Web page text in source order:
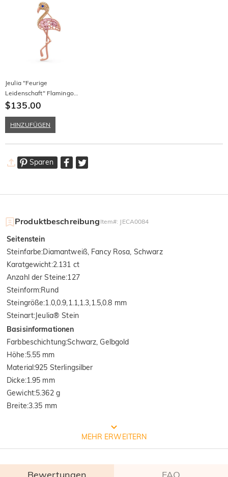
Jeulia "Feurige
Leidenschaft" Flamingo
Design Sterling Silber
$135.00
HINZUFÜGEN
Sparen
Produktbeschreibung Item#: JECA0084
Seitenstein
Steinfarbe:Diamantweiß, Fancy Rosa, Schwarz
Karatgewicht:2.131 ct
Anzahl der Steine:127
Steinform:Rund
Steingröße:1.0,0.9,1.1,1.3,1.5,0.8 mm
Steinart: Jeulia® Stein
Basisinformationen
Farbbeschichtung:Schwarz, Gelbgold
Höhe:5.55 mm
Material :925 Sterlingsilber
Dicke:1.95 mm
Gewicht:5.362 g
Breite:3.35 mm
Prozess der Schmuckherstellung
MEHR ERWEITERN